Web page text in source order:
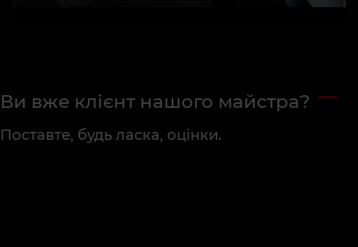
Ви вже клієнт нашого майстра?
Поставте, будь ласка, оцінки.